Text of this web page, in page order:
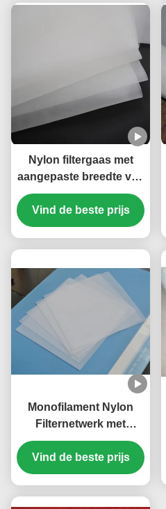
Nylon filtergaas met
aangepaste breedte van
120 micron voor bloed
Vind de beste prijs
Monofilament Nylon
Filternetwerk met
Slijtvast voor
Vruchtensapfiltratie
Vind de beste prijs